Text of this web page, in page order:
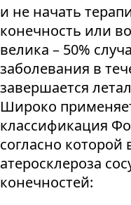
и не начать
конечность или
велика – 50%
заболевания в
завершается
Широко
классификация
согласно
атеросклероза
конечностей: